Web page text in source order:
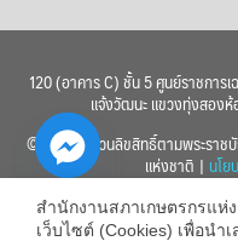
120 (อาคาร C) ชั้น 5 ศูนย์ราชการ
แจ้งวัฒนะ แขวงทุ่งสอง
© 2560 สงวนลิขสิทธิ์ตามพระราช
แห่งชาติ | นโ
สำนักงานสภาเกษตรกรแห่
เว็บไซต์ (Cookies) เพื่อนำ